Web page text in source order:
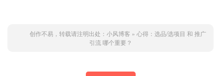
创作不易，转载请注明出处： 小风博客 » 心得：选品/选项目 和 推广
引流 哪个重要？